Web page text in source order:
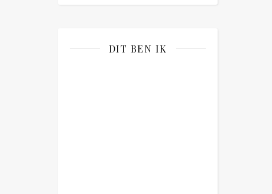
DIT BEN IK